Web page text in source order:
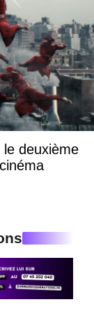
deuxième